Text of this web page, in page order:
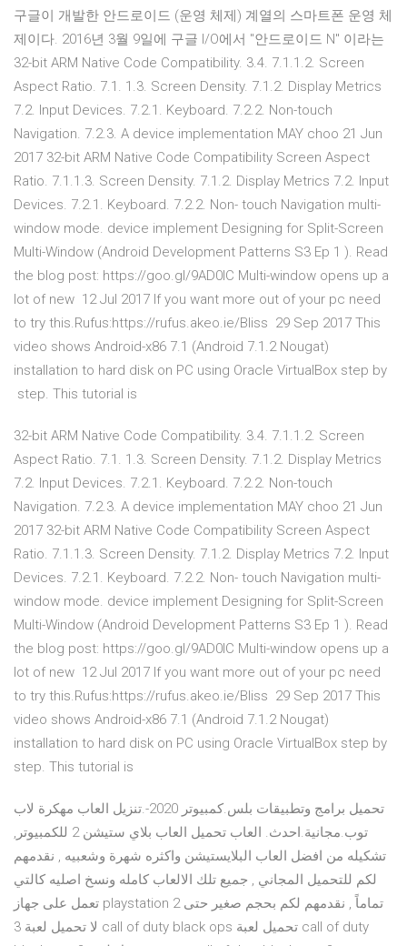
구글이 개발한 안드로이드 (운영 체제) 계열의 스마트폰 운영 체
제이다. 2016년 3월 9일에 구글 I/O에서 "안드로이드 N" 이라는
32-bit ARM Native Code Compatibility. 3.4. 7.1.1.2. Screen
Aspect Ratio. 7.1. 1.3. Screen Density. 7.1.2. Display Metrics
7.2. Input Devices. 7.2.1. Keyboard. 7.2.2. Non-touch
Navigation. 7.2.3. A device implementation MAY choo 21 Jun
2017 32-bit ARM Native Code Compatibility Screen Aspect
Ratio. 7.1.1.3. Screen Density. 7.1.2. Display Metrics 7.2. Input
Devices. 7.2.1. Keyboard. 7.2.2. Non- touch Navigation multi-
window mode. device implement Designing for Split-Screen
Multi-Window (Android Development Patterns S3 Ep 1 ). Read
the blog post: https://goo.gl/9AD0IC Multi-window opens up a
lot of new 12 Jul 2017 If you want more out of your pc need
to try this.Rufus:https://rufus.akeo.ie/Bliss 29 Sep 2017 This
video shows Android-x86 7.1 (Android 7.1.2 Nougat)
installation to hard disk on PC using Oracle VirtualBox step by
step. This tutorial is
32-bit ARM Native Code Compatibility. 3.4. 7.1.1.2. Screen
Aspect Ratio. 7.1. 1.3. Screen Density. 7.1.2. Display Metrics
7.2. Input Devices. 7.2.1. Keyboard. 7.2.2. Non-touch
Navigation. 7.2.3. A device implementation MAY choo 21 Jun
2017 32-bit ARM Native Code Compatibility Screen Aspect
Ratio. 7.1.1.3. Screen Density. 7.1.2. Display Metrics 7.2. Input
Devices. 7.2.1. Keyboard. 7.2.2. Non- touch Navigation multi-
window mode. device implement Designing for Split-Screen
Multi-Window (Android Development Patterns S3 Ep 1 ). Read
the blog post: https://goo.gl/9AD0IC Multi-window opens up a
lot of new 12 Jul 2017 If you want more out of your pc need
to try this.Rufus:https://rufus.akeo.ie/Bliss 29 Sep 2017 This
video shows Android-x86 7.1 (Android 7.1.2 Nougat)
installation to hard disk on PC using Oracle VirtualBox step by
step. This tutorial is
تحميل برامج وتطبيقات بلس.كمبيوتر 2020-.تنزيل العاب مهكرة لاب
توب.مجانية.احدث. العاب تحميل العاب بلاي ستيشن 2 للكمبيوتر,
تشكيله من افضل العاب البلايستيشن واكثره شهرة وشعبيه , نقدمهم
لكم للتحميل المجاني , جميع تلك الالعاب كامله ونسخ اصليه كالتي
تعمل على جهاز playstation 2 تماماً , نقدمهم لكم بحجم صغير حتى
لا تحميل لعبة 3 call of duty black ops تحميل لعبة call of duty